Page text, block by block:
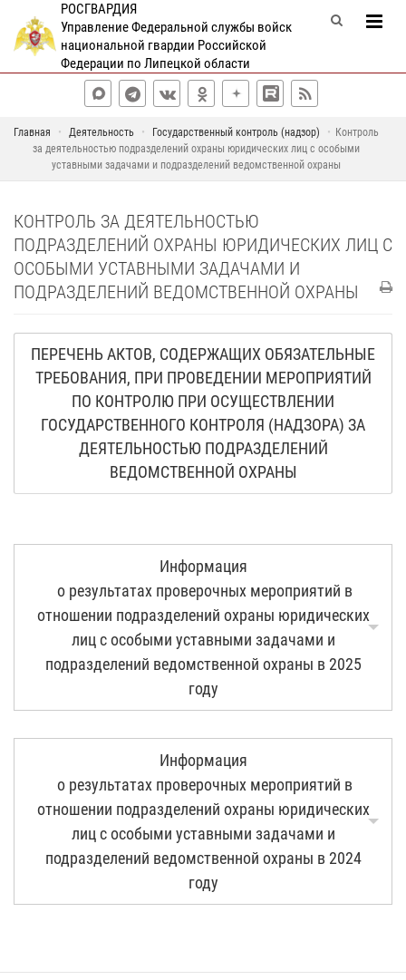
РОСГВАРДИЯ
Управление Федеральной службы войск
национальной гвардии Российской
Федерации по Липецкой области
Главная Деятельность Государственный контроль (надзор)
Контроль
за деятельностью подразделений охраны юридических лиц с особыми
уставными задачами и подразделений ведомственной охраны
КОНТРОЛЬ ЗА ДЕЯТЕЛЬНОСТЬЮ
ПОДРАЗДЕЛЕНИЙ ОХРАНЫ ЮРИДИЧЕСКИХ ЛИЦ С
ОСОБЫМИ УСТАВНЫМИ ЗАДАЧАМИ И
ПОДРАЗДЕЛЕНИЙ ВЕДОМСТВЕННОЙ ОХРАНЫ
ПЕРЕЧЕНЬ АКТОВ, СОДЕРЖАЩИХ ОБЯЗАТЕЛЬНЫЕ
ТРЕБОВАНИЯ, ПРИ ПРОВЕДЕНИИ МЕРОПРИЯТИЙ
ПО КОНТРОЛЮ ПРИ ОСУЩЕСТВЛЕНИИ
ГОСУДАРСТВЕННОГО КОНТРОЛЯ (НАДЗОРА) ЗА
ДЕЯТЕЛЬНОСТЬЮ ПОДРАЗДЕЛЕНИЙ
ВЕДОМСТВЕННОЙ ОХРАНЫ
Информация
о результатах проверочных мероприятий в
отношении подразделений охраны юридических
лиц с особыми уставными задачами и
подразделений ведомственной охраны в 2025
году
Информация
о результатах проверочных мероприятий в
отношении подразделений охраны юридических
лиц с особыми уставными задачами и
подразделений ведомственной охраны в 2024
году